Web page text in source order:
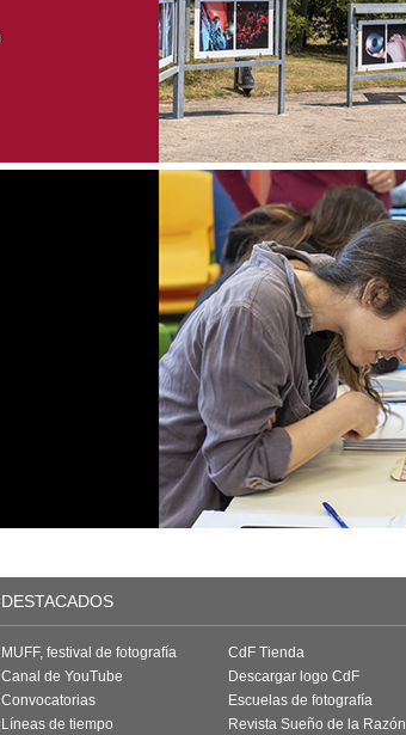
DESTACADOS
MUFF, festival de fotografía
Canal de YouTube
Convocatorias
Líneas de tiempo
CdF Tienda
Descargar logo CdF
Escuelas de fotografía
Revista Sueño de la Razón